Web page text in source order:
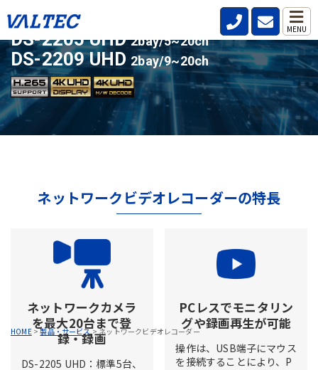
MENU
HOME>製品・サービス>ネットワークビデオレコーダー
ライセンスアップ対応の人気モデル
DS-2205 UHD2bay/5~20ch
DS-2209 UHD 2bay/9~20ch
ネットワークビデオレコーダーの特長
ネットワークカメラ
を最大20台まで登
録・録画
DS-2205 UHD：標準5台、
PCレスでモニタリン
グや録画再生が可能
操作は、USB端子にマウス
を接続することにより、P